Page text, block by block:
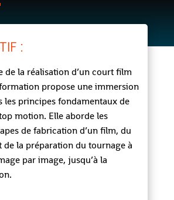
:
de la réalisation d’un court film
propose une immersion
les principes fondamentaux de
motion. Elle aborde les
de fabrication d’un film, du
de la préparation du tournage à
par image, jusqu’à la